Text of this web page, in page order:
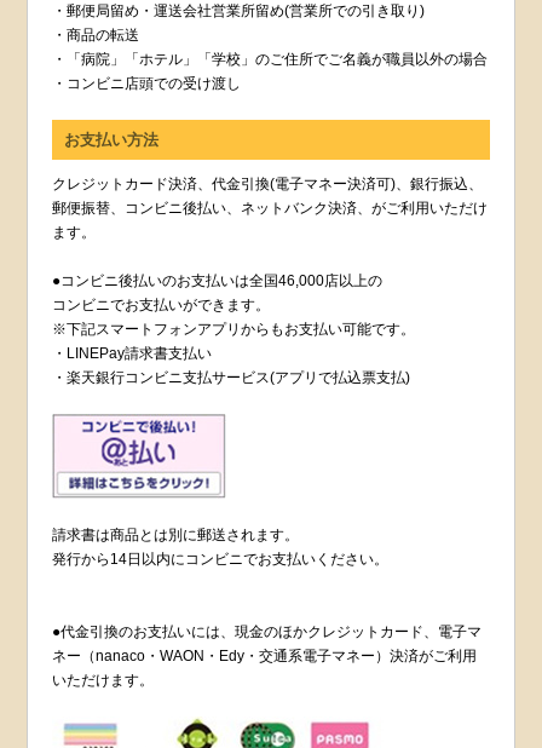
・郵便局留め・運送会社営業所留め(営業所での引き取り)
・商品の転送
・「病院」「ホテル」「学校」のご住所でご名義が職員以外の場合
・コンビニ店頭での受け渡し
お支払い方法
クレジットカード決済、代金引換(電子マネー決済可)、銀行振込、
郵便振替、コンビニ後払い、ネットバンク決済、がご利用いただけ
ます。
●コンビニ後払いのお支払いは全国46,000店以上の
コンビニでお支払いができます。
※下記スマートフォンアプリからもお支払い可能です。
・LINEPay請求書支払い
・楽天銀行コンビニ支払サービス(アプリで払込票支払)
請求書は商品とは別に郵送されます。
発行から14日以内にコンビニでお支払いください。
●代金引換のお支払いには、現金のほかクレジットカード、電子マ
ネー（nanaco・WAON・Edy・交通系電子マネー）決済がご利用
いただけます。